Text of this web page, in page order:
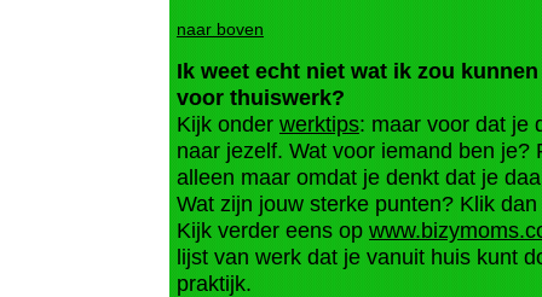
naar boven
Ik weet echt niet wat ik zou
voor thuiswerk?
Kijk onder werktips: maar voor dat je
naar jezelf. Wat voor iemand ben
alleen maar omdat je denkt dat je
Wat zijn jouw sterke punten? Klik
Kijk verder eens op
lijst van werk dat je vanuit huis kunt
praktijk.